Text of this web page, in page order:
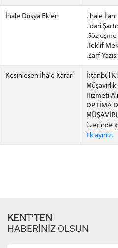
LİSANSÜSTÜ EĞİTİM
ADAYLARI
ÖNLİSANS ve
LİSANS ADAY ÖĞRENCİ
İhale Dosya Ekleri
.İhale İlanı
.İdari
.Sözleşme
.Teklif
.Zarf Yazısı
Kesinleşen İhale Kararı
İstanbul
Müşavirlik
Hizmeti
OPTİMA
üzerinde
tıklayınız.
KENT’TEN
HABERİNİZ OLSUN